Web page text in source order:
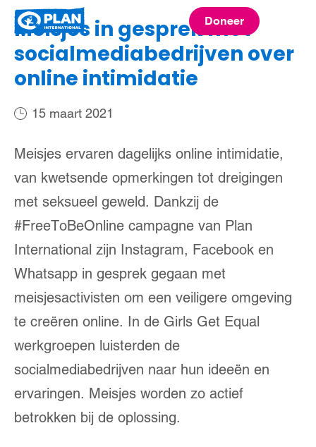
Plan
International
Doneer
Meisjes in gesprek met
socialmediabedrijven over
online intimidatie
15 maart 2021
Meisjes ervaren dagelijks online intimidatie,
van kwetsende opmerkingen tot dreigingen
met seksueel geweld. Dankzij de
#FreeToBeOnline campagne van Plan
International zijn Instagram, Facebook en
Whatsapp in gesprek gegaan met
meisjesactivisten om een veiligere omgeving
te creëren online. In de Girls Get Equal
werkgroepen luisterden de
socialmediabedrijven naar hun ideeën en
ervaringen. Meisjes worden zo actief
betrokken bij de oplossing.